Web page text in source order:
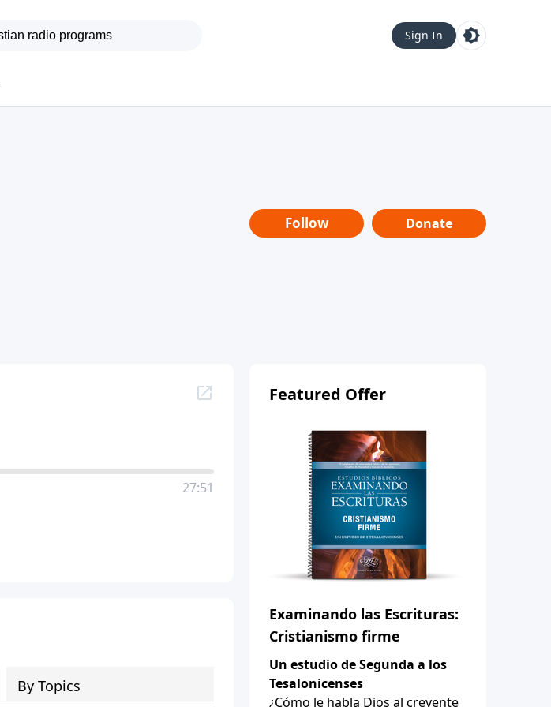
Sign In
Follow Donate
27:51
By Topics
Featured Offer
Examinando las Escrituras:
Cristianismo firme
Un estudio de Segunda a los
Tesalonicenses
¿Cómo le habla Dios al creyente